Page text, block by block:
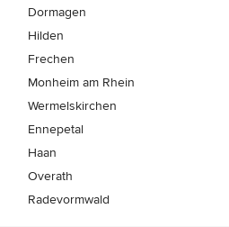
Dormagen
Hilden
Frechen
Monheim am Rhein
Wermelskirchen
Ennepetal
Haan
Overath
Radevormwald